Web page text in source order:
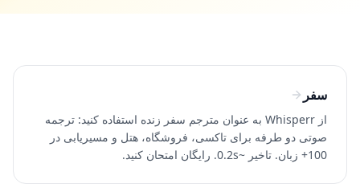
سفر
از Whisperr به عنوان مترجم سفر زنده استفاده کنید: ترجمه
صوتی دو طرفه برای تاکسی، فروشگاه، هتل و مسیریابی در
100+ زبان. تاخیر ~0.2s. رایگان امتحان کنید.